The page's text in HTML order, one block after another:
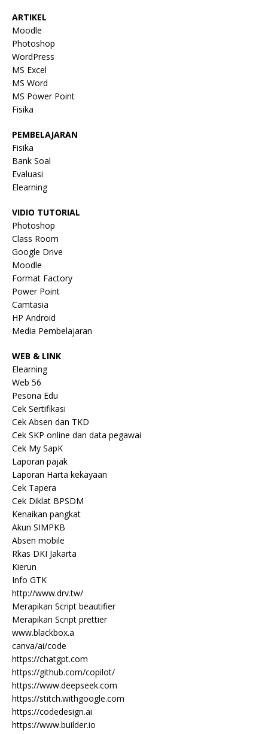
ARTIKEL
Moodle
Photoshop
WordPress
MS Excel
MS Word
MS Power Point
Fisika
PEMBELAJARAN
Fisika
Bank Soal
Evaluasi
Elearning
VIDIO TUTORIAL
Photoshop
Class Room
Google Drive
Moodle
Format Factory
Power Point
Camtasia
HP Android
Media Pembelajaran
WEB & LINK
Elearning
Web 56
Pesona Edu
Cek Sertifikasi
Cek Absen dan TKD
Cek SKP online dan data pegawai
Cek My SapK
Laporan pajak
Laporan Harta kekayaan
Cek Tapera
Cek Diklat BPSDM
Kenaikan pangkat
Akun SIMPKB
Absen mobile
Rkas DKI Jakarta
Kierun
Info GTK
http://www.drv.tw/
Merapikan Script beautifier
Merapikan Script prettier
www.blackbox.a
canva/ai/code
https://chatgpt.com
https://github.com/copilot/
https://www.deepseek.com
https://stitch.withgoogle.com
https://codedesign.ai
https://www.builder.io